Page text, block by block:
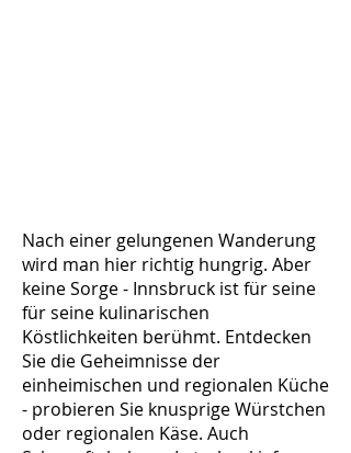
Nach einer gelungenen Wanderung
wird man hier richtig hungrig. Aber
keine Sorge - Innsbruck ist für seine
für seine kulinarischen
Köstlichkeiten berühmt. Entdecken
Sie die Geheimnisse der
einheimischen und regionalen Küche
- probieren Sie knusprige Würstchen
oder regionalen Käse. Auch